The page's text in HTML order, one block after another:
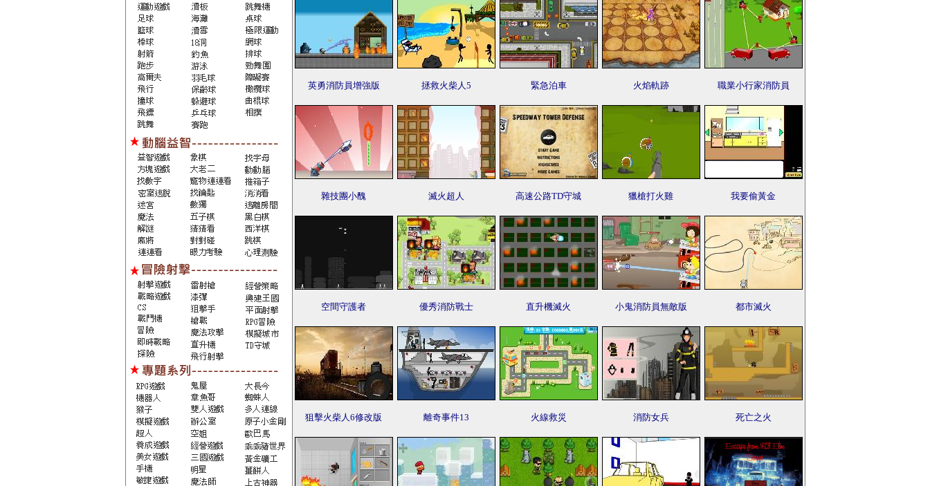
英勇消防員增強版 拯救火柴人5 緊急泊車 火焰軌跡 職業小行家消防員
雜技團小醜 滅火超人 高速公路TD守城 獵槍打火雞 我要偷黃金
空間守護者 優秀消防戰士 直升機滅火 小鬼消防員無敵版 都市滅火
狙擊火柴人6修改版 離奇事件13 火線救災 消防女兵 死亡之火